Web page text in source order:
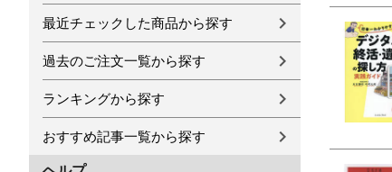
最近チェックした商品から探す
過去のご注文一覧から探す
ランキングから探す
おすすめ記事一覧から探す